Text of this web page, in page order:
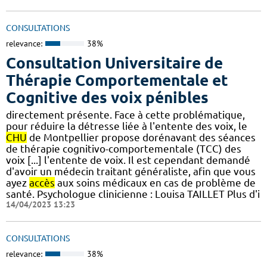
CONSULTATIONS
relevance: 38%
Consultation Universitaire de
Thérapie Comportementale et
Cognitive des voix pénibles
directement présente. Face à cette problématique,
pour réduire la détresse liée à l'entente des voix, le
CHU de Montpellier propose dorénavant des séances
de thérapie cognitivo-comportementale (TCC) des
voix [...] l'entente de voix. Il est cependant demandé
d'avoir un médecin traitant généraliste, afin que vous
ayez accès aux soins médicaux en cas de problème de
santé. Psychologue clinicienne : Louisa TAILLET Plus d'i
14/04/2023 13:23
CONSULTATIONS
relevance: 38%